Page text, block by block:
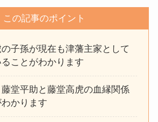
この記事のポイント
子孫が現在も津藩主家として
ことがわかります
堂平助と藤堂高虎の血縁関係
かります